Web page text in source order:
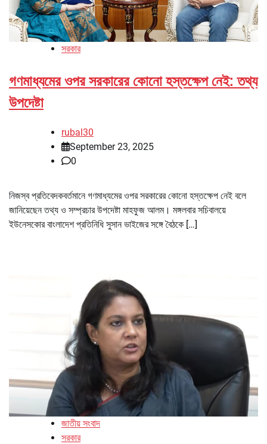
সরকার
গণমাধ্যমের ওপর সরকারের কোনো হস্তক্ষেপ নেই: তথ্য
উপদেষ্টা
rubal30
September 23, 2025
0
নিজস্ব প্রতিবেদকবর্তমানে গণমাধ্যমের ওপর সরকারের কোনো হস্তক্ষেপ নেই বলে
জানিয়েছেন তথ্য ও সম্প্রচার উপদেষ্টা মাহফুজ আলম। মঙ্গলবার সচিবালয়ে
ইউনেসকোর বাংলাদেশ প্রতিনিধি সুসান ভাইজের সঙ্গে বৈঠকে […]
জাতীয় সংবাদ
সরকার